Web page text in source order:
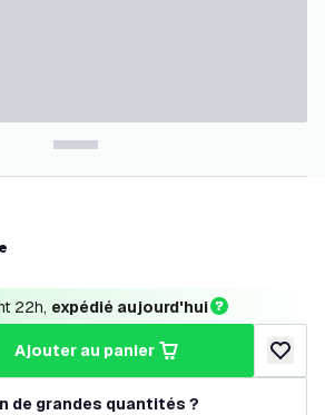
22h, expédié aujourd'hui
la quantité
ajouter au panier
de grandes quantités ?